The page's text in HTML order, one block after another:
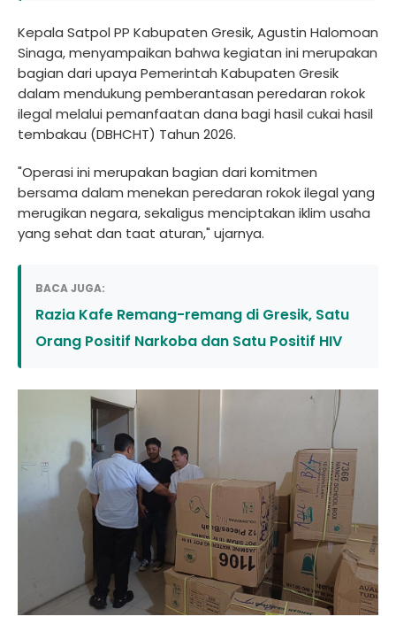
Kepala Satpol PP Kabupaten Gresik, Agustin Halomoan
Sinaga, menyampaikan bahwa kegiatan ini merupakan
bagian dari upaya Pemerintah Kabupaten Gresik
dalam mendukung pemberantasan peredaran rokok
ilegal melalui pemanfaatan dana bagi hasil cukai hasil
tembakau (DBHCHT) Tahun 2026.
"Operasi ini merupakan bagian dari komitmen
bersama dalam menekan peredaran rokok ilegal yang
merugikan negara, sekaligus menciptakan iklim usaha
yang sehat dan taat aturan," ujarnya.
BACA JUGA:
Razia Kafe Remang-remang di Gresik, Satu
Orang Positif Narkoba dan Satu Positif HIV